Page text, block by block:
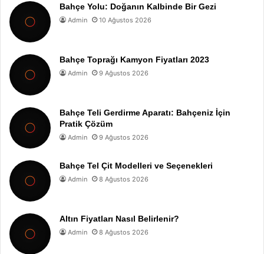
Bahçe Yolu: Doğanın Kalbinde Bir Gezi
Admin 10 Ağustos 2026
Bahçe Toprağı Kamyon Fiyatları 2023
Admin 9 Ağustos 2026
Bahçe Teli Gerdirme Aparatı: Bahçeniz İçin
Pratik Çözüm
Admin 9 Ağustos 2026
Bahçe Tel Çit Modelleri ve Seçenekleri
Admin 8 Ağustos 2026
Altın Fiyatları Nasıl Belirlenir?
Admin 8 Ağustos 2026